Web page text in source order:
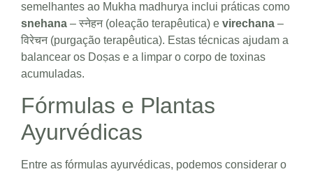
semelhantes ao Mukha madhurya inclui práticas como
snehana – स्नेहन (oleação terapêutica) e virechana –
विरेचन (purgação terapêutica). Estas técnicas ajudam a
balancear os Doṣas e a limpar o corpo de toxinas
acumuladas.
Fórmulas e Plantas
Ayurvédicas
Entre as fórmulas ayurvédicas, podemos considerar o